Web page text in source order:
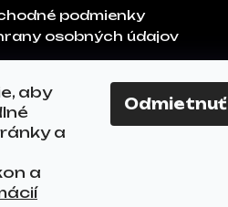
aby
a
a
Odmietnuť
podmienky
osobných údajov